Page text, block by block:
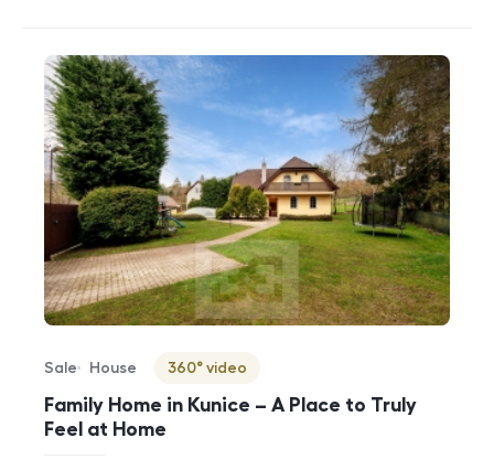
Family Home in Kunice – A Place to Truly
Feel at Home
Offer type
Sale
Property type
House
Virtuální prohlídka
360° video